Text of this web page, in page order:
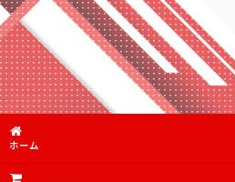
傷あり特価品
傷あり特価品SR
PSA10.9
デッキ販売
TORECARDSコラボデッキ
ホーム